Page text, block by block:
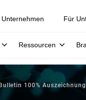
Für
Ressourcen
100% Auszeichnung